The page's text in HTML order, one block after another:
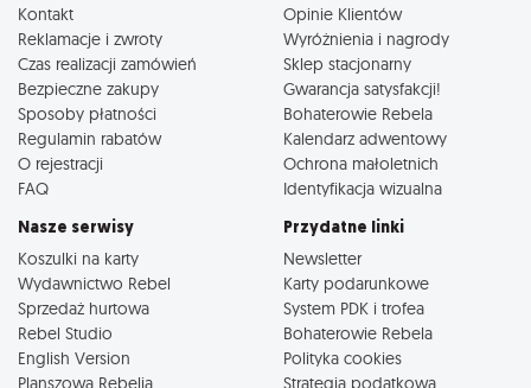
Kontakt
Reklamacje i zwroty
Czas realizacji zamówień
Bezpieczne zakupy
Sposoby płatności
Regulamin rabatów
O rejestracji
FAQ
Opinie Klientów
Wyróżnienia i nagrody
Sklep stacjonarny
Gwarancja satysfakcji!
Bohaterowie Rebela
Kalendarz adwentowy
Ochrona małoletnich
Identyfikacja wizualna
Nasze serwisy
Koszulki na karty
Wydawnictwo Rebel
Sprzedaż hurtowa
Rebel Studio
English Version
Planszowa Rebelia
Przydatne linki
Newsletter
Karty podarunkowe
System PDK i trofea
Bohaterowie Rebela
Polityka cookies
Strategia podatkowa